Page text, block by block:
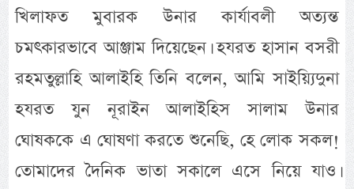
খিলাফত মুবারক উনার কার্যাবলী অত্যন্ত
চমৎকারভাবে আঞ্জাম দিয়েছেন। হযরত হাসান বসরী
রহমতুল্লাহি আলাইহি তিনি বলেন, আমি সাইয়্যিদুনা
হযরত যুন নূরাইন আলাইহিস সালাম উনার
ঘোষককে এ ঘোষণা করতে শুনেছি, হে লোক সকল!
তোমাদের দৈনিক ভাতা সকালে এসে নিয়ে যাও।